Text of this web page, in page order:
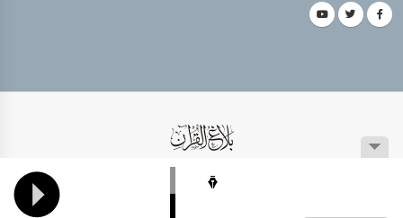
عمومی سوالات